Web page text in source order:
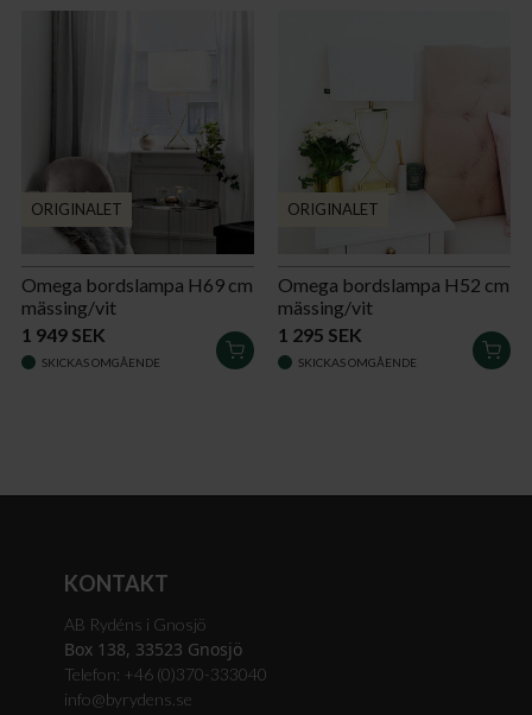
ORIGINALET
Omega bordslampa H69 cm
mässing/vit
1 949 SEK
LÄGG
I
SKICKAS OMGÅENDE
ORIGINALET
Omega bordslampa H52 cm
mässing/vit
1 295 SEK
I
SKICKAS OMGÅENDE
KONTAKT
AB Rydéns i Gnosjö
Box 138, 33523 Gnosjö
Telefon: +46 (0)370-333040
info@byrydens.se